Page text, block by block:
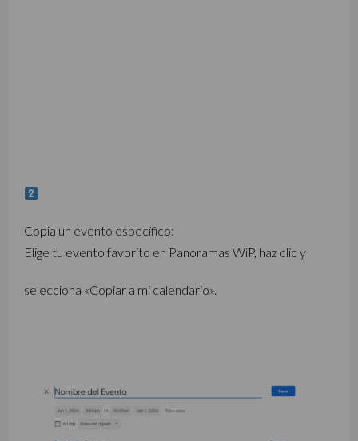
Copia un evento específico:
Elige tu evento favorito en Panoramas WiP, haz clic y
selecciona «Copiar a mi calendario».